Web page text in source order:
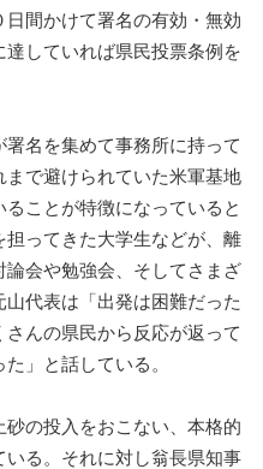
間かけて署名の有効・無効
していれば県民投票条例を
名を集めて事務所に持って
まで避けられていた米軍基地
ことが特徴になっていると
ってきた大学生などが、離
会や勉強会、そしてさまざ
代表は「出発は困難だった
んの県民から反応が返って
」と話している。
の投入をおこない、本格的
る。それに対し翁長県知事